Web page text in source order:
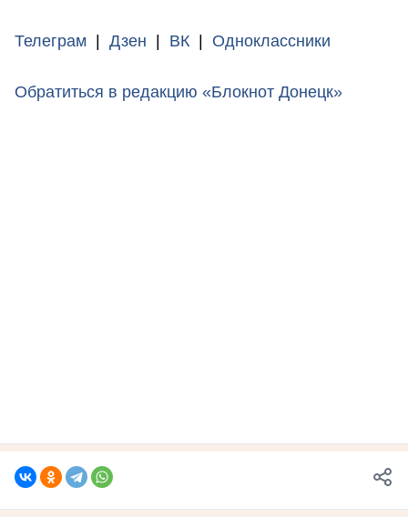
Телеграм | Дзен | ВК | Одноклассники
Обратиться в редакцию «Блокнот Донецк»